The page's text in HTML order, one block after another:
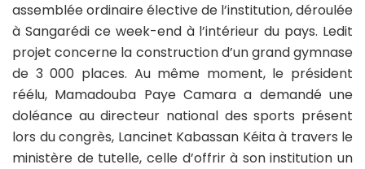
assemblée ordinaire élective de l’institution, déroulée
à Sangarédi ce week-end à l’intérieur du pays. Ledit
projet concerne la construction d’un grand gymnase
de 3 000 places. Au même moment, le président
réélu, Mamadouba Paye Camara a demandé une
doléance au directeur national des sports présent
lors du congrès, Lancinet Kabassan Kéita à travers le
ministère de tutelle, celle d’offrir à son institution un